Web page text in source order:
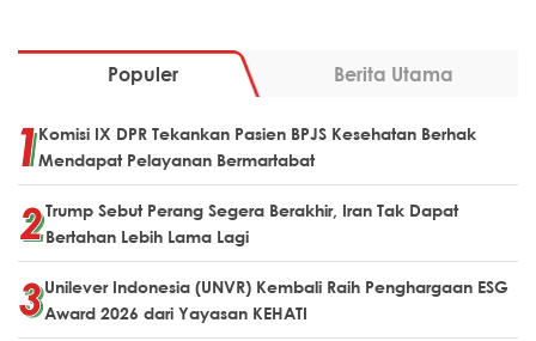
Populer Berita Utama
Komisi IX DPR Tekankan Pasien BPJS Kesehatan Berhak
Mendapat Pelayanan Bermartabat
Trump Sebut Perang Segera Berakhir, Iran Tak Dapat
Bertahan Lebih Lama Lagi
Unilever Indonesia (UNVR) Kembali Raih Penghargaan ESG
Award 2026 dari Yayasan KEHATI